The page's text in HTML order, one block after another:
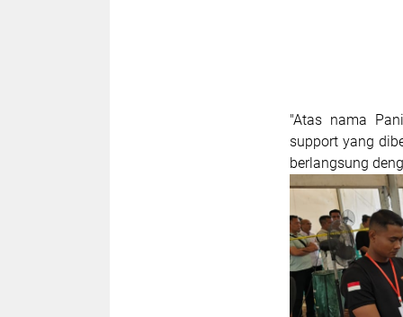
"Atas nama
support yang
berlangsung